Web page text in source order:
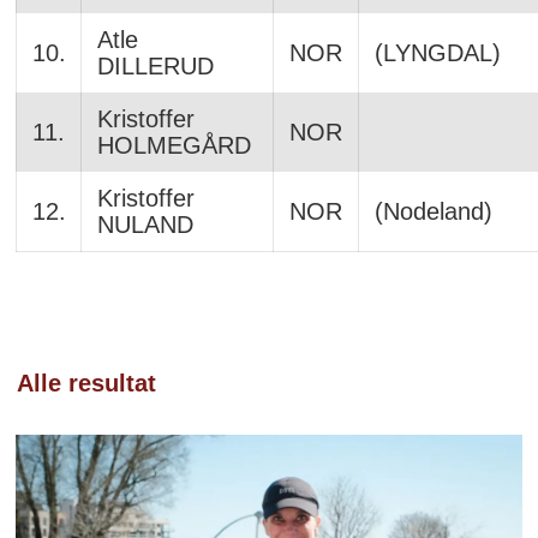
10.
Atle
DILLERUD
NOR (LYNGDAL)
11.
Kristoffer
HOLMEGÅRD
NOR
12.
Kristoffer
NULAND
NOR (Nodeland)
Alle resultat